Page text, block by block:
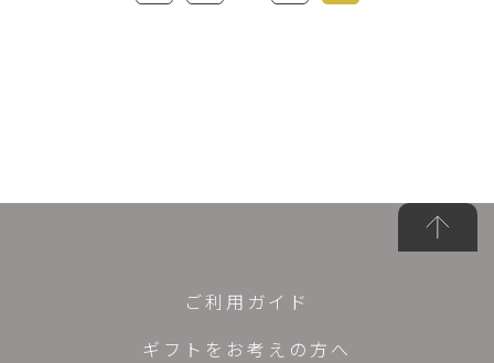
ご利用ガイド
ギフトをお考えの方へ